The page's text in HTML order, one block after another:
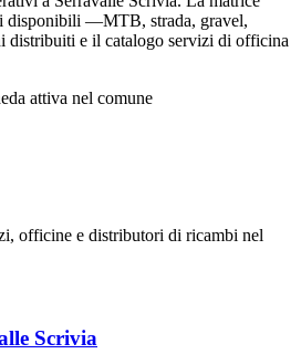
disponibili —MTB, strada, gravel,
e il catalogo servizi di officina
attiva nel comune
officine e distributori di ricambi nel
Scrivia